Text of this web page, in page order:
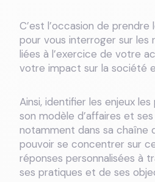
C’est l’occasion de
pour vous interroger sur les
liées à l’exercice de votre
votre impact sur la société
Ainsi, identifier les enjeux
son modèle d’affaires et
notamment dans sa chaîne
pouvoir se concentrer sur
réponses personnalisées à
ses pratiques et de ses